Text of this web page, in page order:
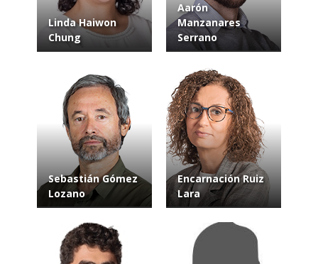
Linda Haiwon
Chung
Aarón
Manzanares
Serrano
Sebastián Gómez
Lozano
Encarnación Ruiz
Lara